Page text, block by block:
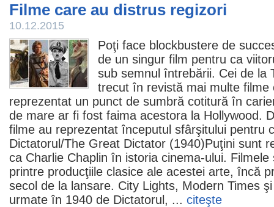
Filme care au distrus regizori
10.12.2015
Poţi face blockbustere de
de un singur film pentru ca
sub semnul întrebării. Cei de la
trecut în revistă mai multe filme
reprezentat un punct de sumbră cotitură în
de mare ar fi fost faima acestora la Hollywood.
filme au reprezentat începutul sfârşitului pentru
Dictatorul/The Great Dictator (1940)Puţini sunt
ca Charlie Chaplin în istoria cinema-ului. Filmele
printre producţiile clasice ale acestei arte, încă
secol de la lansare. City Lights, Modern Times
urmate în 1940 de Dictatorul, ... citeşte